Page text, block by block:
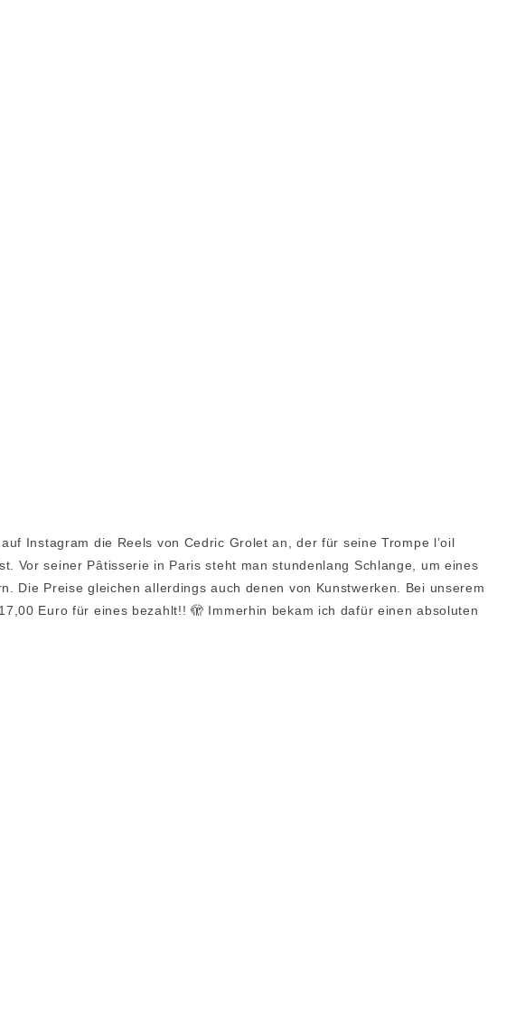
Instagram die Reels von Cedric Grolet an, der für seine Trompe l’oil
Vor seiner Pâtisserie in Paris steht man stundenlang Schlange, um eines
Die Preise gleichen allerdings auch denen von Kunstwerken. Bei unserem
Euro für eines bezahlt!! 🫣 Immerhin bekam ich dafür einen absoluten